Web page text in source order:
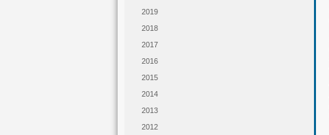
2019
2018
2017
2016
2015
2014
2013
2012